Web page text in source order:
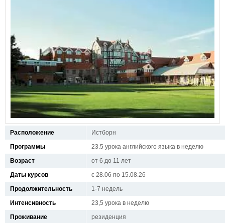
Расположение
Истборн
Программы
23.5 урока английского языка в неделю
Возраст
от 6 до 11 лет
Даты курсов
с 28.06 по 15.08.26
Продолжительность
1-7 недель
Интенсивность
23,5 урока в неделю
Проживание
резиденция